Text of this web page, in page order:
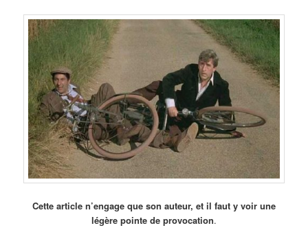
Cette article n’engage que son auteur, et il faut y voir une
légère pointe de provocation.